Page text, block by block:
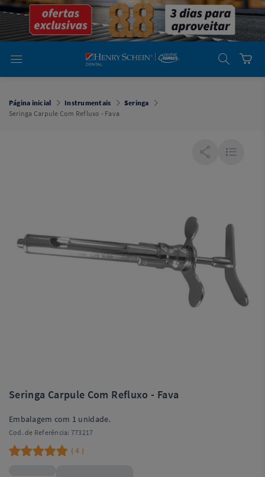
emDental
Cremer -
Henry Schein
Laboratório
Laboratório
Cremer -
Henry Schein
Software
Odontológico
Página inicial Instrumentais
Seringa
Seringa Carpule Com Refluxo - Fava
Seringa Carpule Com Refluxo - Fava
Embalagem com 1 unidade.
Cod. de Referência: 773217
( 4 )